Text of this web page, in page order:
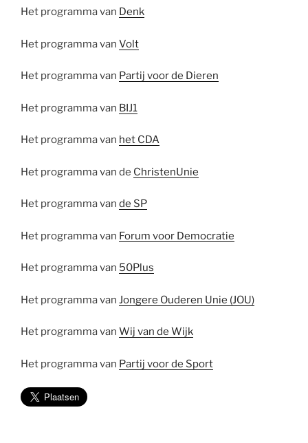
Het programma van Denk
Het programma van Volt
Het programma van Partij voor de Dieren
Het programma van BIJ1
Het programma van het CDA
Het programma van de ChristenUnie
Het programma van de SP
Het programma van Forum voor Democratie
Het programma van 50Plus
Het programma van Jongere Ouderen Unie (JOU)
Het programma van Wij van de Wijk
Het programma van Partij voor de Sport